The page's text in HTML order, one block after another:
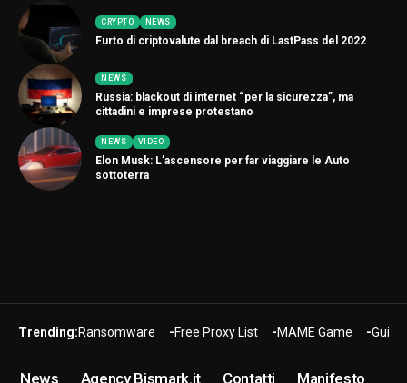
CRYPTO NEWS
Furto di criptovalute dal breach di LastPass del 2022
NEWS
Russia: blackout di internet “per la sicurezza”, ma
cittadini e imprese protestano
NEWS VIDEO
Elon Musk: L’ascensore per far viaggiare le Auto
sottoterra
Trending:Ransomware Free Proxy List MAME Game Guide
News Agency Bismark.it Contatti Manifesto